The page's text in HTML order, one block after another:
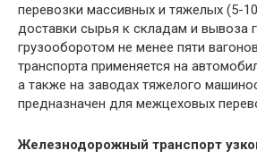
перевозки массивных и тяжелых (5-
доставки сырья к складам и вывоза
грузооборотом не менее пяти
транспорта применяется на
а также на заводах тяжелого
предназначен для межцеховых
Железнодорожный транспорт